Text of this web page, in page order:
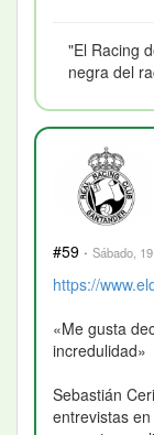
"El Racing
negra del
#59 · Sábado,
https://
«Me gusta
incredulidad»
Sebastián
entrevistas